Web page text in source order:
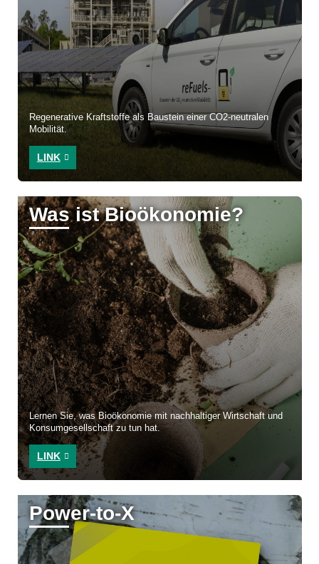
Regenerative Kraftstoffe als Baustein einer CO2-neutralen
Mobilität.
LINK
Was ist Bioökonomie?
Lernen Sie, was Bioökonomie mit nachhaltiger Wirtschaft und
Konsumgesellschaft zu tun hat.
LINK
Power-to-X